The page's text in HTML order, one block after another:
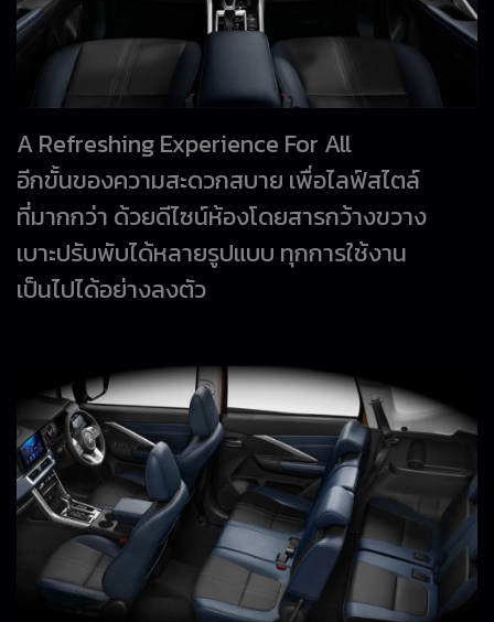
A Refreshing Experience For All
อีกขั้นของความสะดวกสบาย เพื่อไลฟ์สไตล์
ที่มากกว่า ด้วยดีไซน์ห้องโดยสารกว้างขวาง
เบาะปรับพับได้หลายรูปแบบ ทุกการใช้งาน
เป็นไปได้อย่างลงตัว